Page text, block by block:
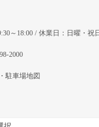
～18:00 / 休業日：日曜・祝
2000
駐車場地図